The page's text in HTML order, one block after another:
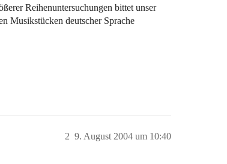
Reihenuntersuchungen bittet unser
Musikstücken deutscher Sprache
9. August 2004 um 10:40
2